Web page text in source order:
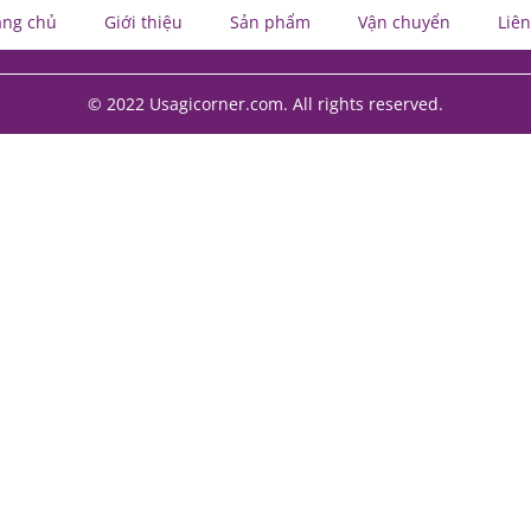
chủ Giới thiệu Sản phẩm Vận chuyển
© 2022 Usagicorner.com. All rights reserved.